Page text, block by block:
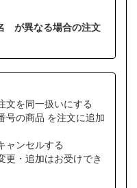
が異なる場合の注文
を同一扱いにする
の商品 を注文に追加
ンセルする
更・追加はお受けでき